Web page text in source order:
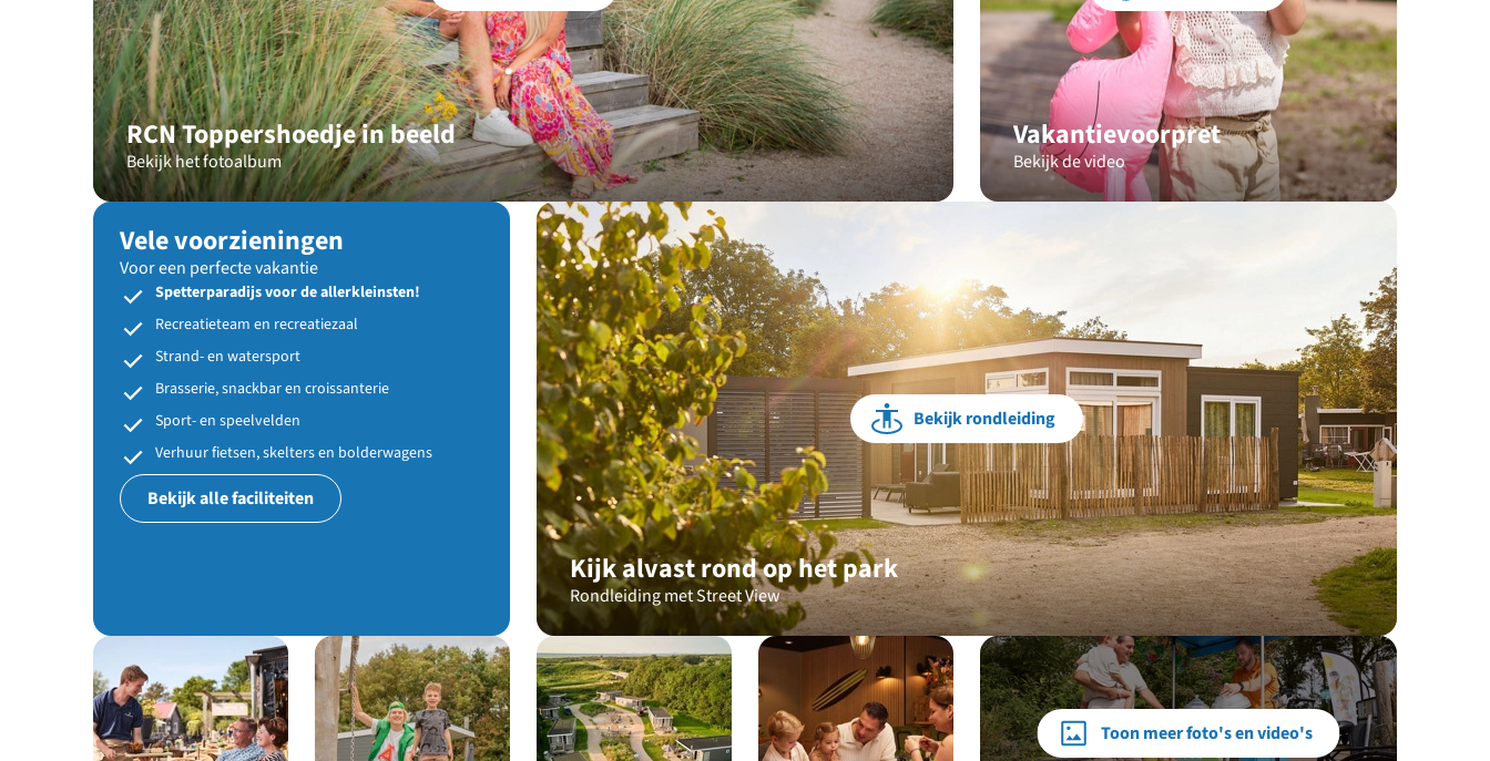
RCN Toppershoedje in beeld
Bekijk het fotoalbum
Vakantievoorpret
Bekijk de video
Vele voorzieningen
Voor een perfecte vakantie
Spetterparadijs voor de allerkleinsten!
Recreatieteam en recreatiezaal
Strand- en watersport
Brasserie, snackbar en croissanterie
Sport- en speelvelden
Verhuur fietsen, skelters en bolderwagens
Bekijk alle faciliteiten
Kijk alvast rond op het park
Rondleiding met Street View
Bekijk rondleiding
Toon meer foto's en video's